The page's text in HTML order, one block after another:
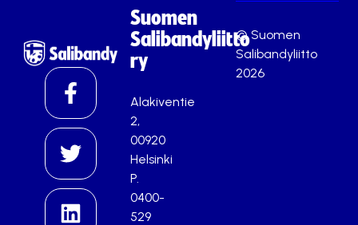
Suomen
Salibandyliitto
ry
Alakiventie
2,
00920
Helsinki
P.
0400-
529
© Suomen
Salibandyliitto
2026